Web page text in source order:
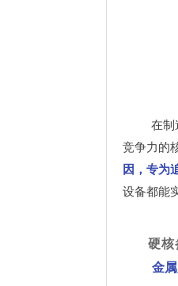
在制
竞争力的
因，专为
设备都能
硬核
金